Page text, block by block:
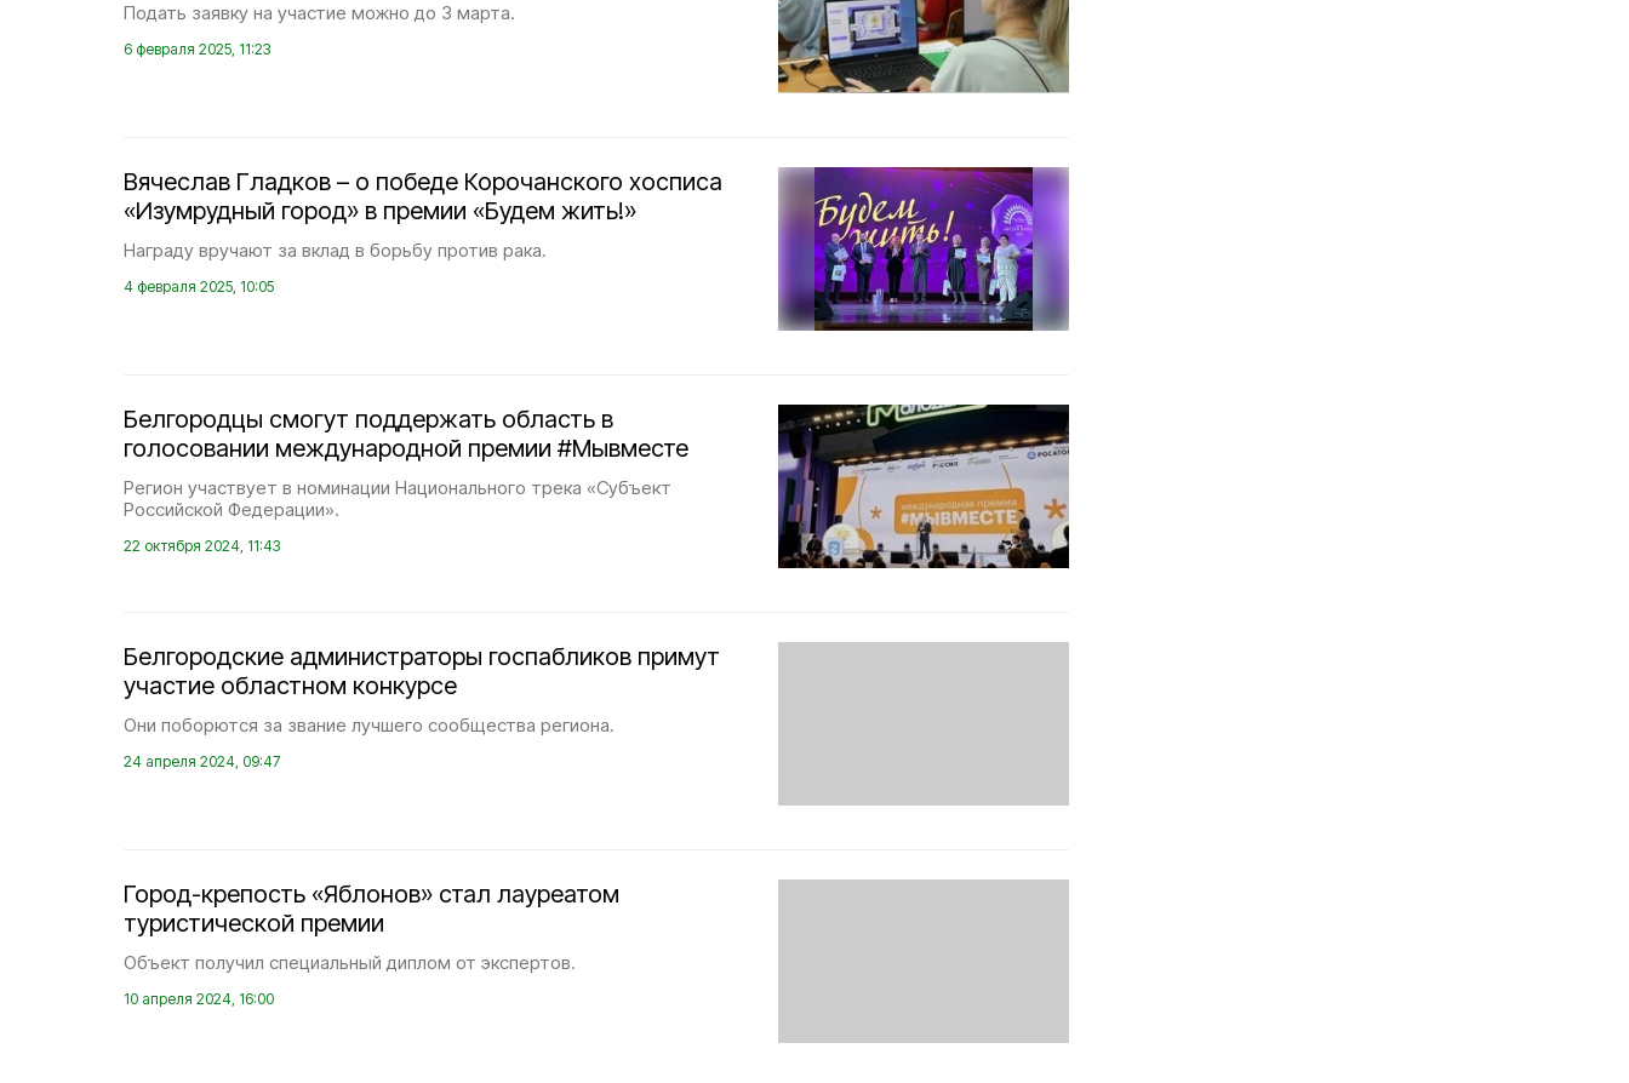
Подать заявку на участие можно до 3 марта.
6 февраля 2025, 11:23
Вячеслав Гладков – о победе Корочанского хосписа
«Изумрудный город» в премии «Будем жить!»
Награду вручают за вклад в борьбу против рака.
4 февраля 2025, 10:05
Белгородцы смогут поддержать область в
голосовании международной премии #Мывместе
Регион участвует в номинации Национального трека «Субъект
Российской Федерации».
22 октября 2024, 11:43
Белгородские администраторы госпабликов примут
участие областном конкурсе
Они поборются за звание лучшего сообщества региона.
24 апреля 2024, 09:47
Город-крепость «Яблонов» стал лауреатом
туристической премии
Объект получил специальный диплом от экспертов.
10 апреля 2024, 16:00